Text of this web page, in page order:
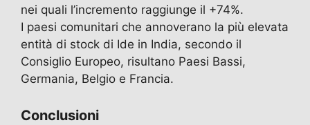
nei quali l’incremento raggiunge il +74%.
I paesi comunitari che annoverano la più elevata
entità di stock di Ide in India, secondo il
Consiglio Europeo, risultano Paesi Bassi,
Germania, Belgio e Francia.
Conclusioni